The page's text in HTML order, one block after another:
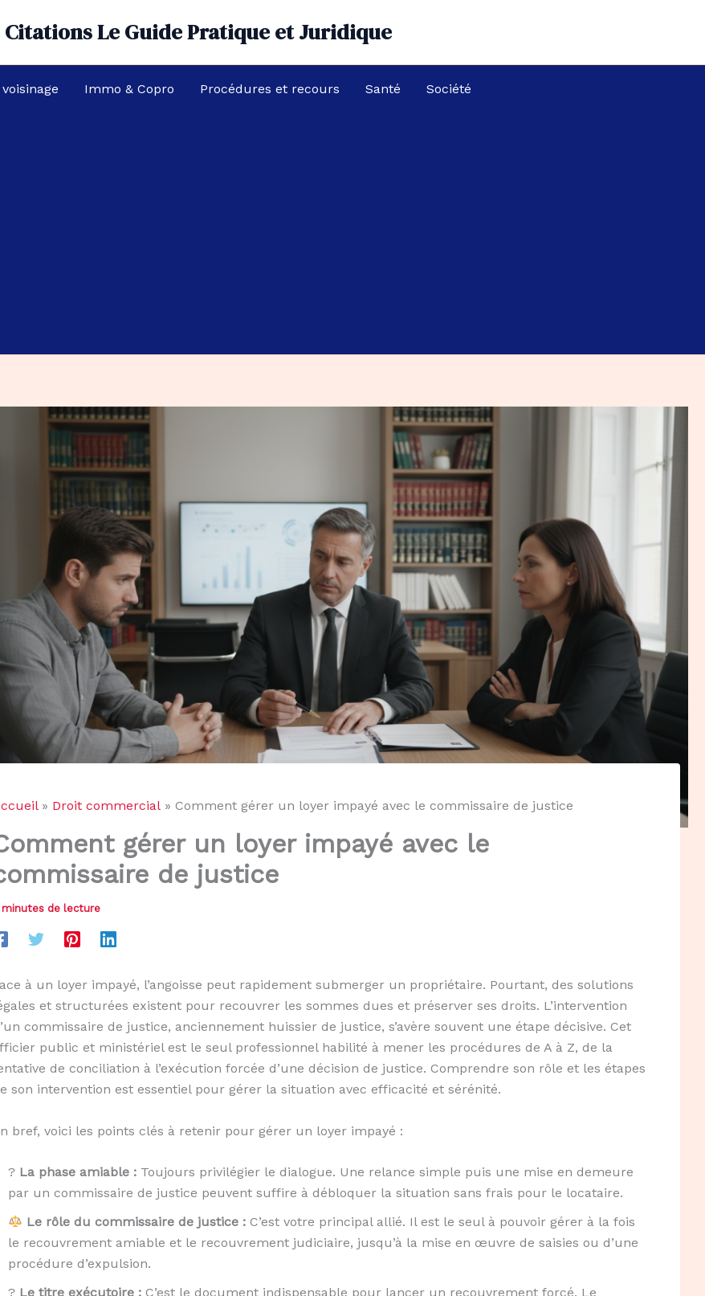
Citations Le Guide Pratique et Juridique
Immo & Copro Procédures et recours Santé Société
Droit commercial Comment gérer un loyer impayé avec le commissaire de justice
gérer un loyer impayé avec le
de justice
minutes de lecture
à un loyer impayé, l’angoisse peut rapidement submerger un propriétaire. Pourtant, des solutions
et structurées existent pour recouvrer les sommes dues et préserver ses droits. L’intervention
commissaire de justice, anciennement huissier de justice, s’avère souvent une étape décisive. Cet
public et ministériel est le seul professionnel habilité à mener les procédures de A à Z, de la
de conciliation à l’exécution forcée d’une décision de justice. Comprendre son rôle et les étapes
son intervention est essentiel pour gérer la situation avec efficacité et sérénité.
bref, voici les points clés à retenir pour gérer un loyer impayé :
? La phase amiable :Toujours privilégier le dialogue. Une relance simple puis une mise en demeure
par un commissaire de justice peuvent suffire à débloquer la situation sans frais pour le locataire.
Le rôle du commissaire de justice :C’est votre principal allié. Il est le seul à pouvoir gérer à la fois
le recouvrement amiable et le recouvrement judiciaire, jusqu’à la mise en œuvre de saisies ou d’une
procédure d’expulsion.
? Le titre exécutoire :C’est le document indispensable pour lancer un recouvrement forcé. Le